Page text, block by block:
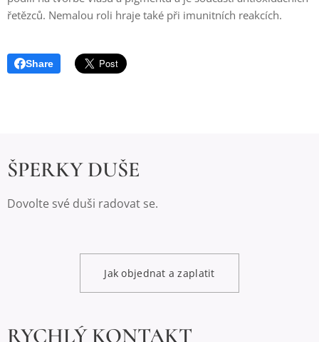
řetězců. Nemalou roli hraje také při imunitních reakcích.
Share
ŠPERKY DUŠE
Dovolte své duši radovat se.
Jak objednat a zaplatit
RYCHLÝ KONTAKT